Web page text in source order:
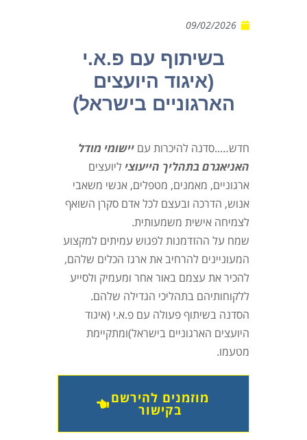
09/02/2026
בשיתוף עם פ.א.י
(איגוד היועצים
הארגוניים בישראל)
חדש…..סדנה להיכרות עם יישומי מודל
האניאגרם בתהליך הייעוצי ליועצים
ארגוניים, מאמנים, מטפלים, אנשי משאבי
אנוש, הדרכה ובעצם לכל אדם סקרן השואף
לצמיחה אישית משמעותית.
שמח על ההזדמנות לפגוש עמיתים למקצוע
המעוניינים להרחיב את ארגז הכלים שלהם,
להכיר את עצמם באור אחר ומעמיק ולסייע
ללקוחותיהם בתהליכי הגדילה שלהם.
הסדנה בשיתוף פעולה עם פ.א.י (איגוד
היועצים הארגוניים בישראל)ומתקיימת
מטעמו.
מוזמנים להירשם
בקישור